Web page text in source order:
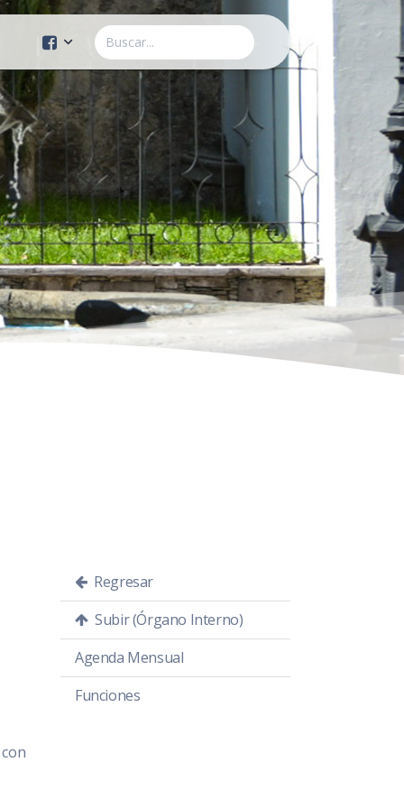
Cuenta Oficial
Construcción de Comunidad
Servicios Públicos
Instituto de la Mujer
Tránsito y Vialidad
Gestión de la Ciudad
Youtube
Regresar
Subir (Órgano Interno)
Agenda Mensual
Funciones